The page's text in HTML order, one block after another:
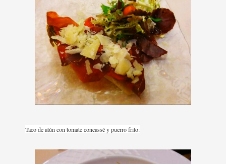
Taco de atún con tomate concassé y puerro frito: